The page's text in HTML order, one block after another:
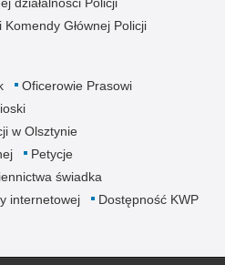
działalności Policji
Komendy Głównej Policji
Oficerowie Prasowi
w Olsztynie
Petycje
świadka
internetowej
Dostępność KWP